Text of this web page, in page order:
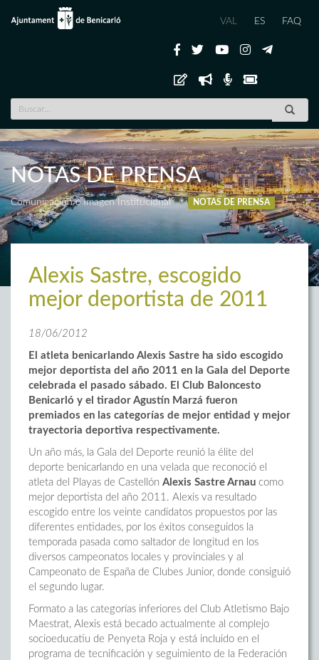
VAL ES FAQ
NOTAS DE PRENSA
Comunicación e Imagen Institucional NOTAS DE PRENSA
Alexis Sastre, escogido
mejor deportista de 2011
18/06/2012
El atleta benicarlando Alexis Sastre ha sido escogido
mejor deportista del año 2011 en la Gala del Deporte
celebrada el pasado sábado. El Club Baloncesto
Benicarló y el tirador Agustín Marzá fueron
premiados en las categorías de mejor entidad y mejor
trayectoria deportiva respectivamente.
Un año más, la Gala del Deporte reunió la élite del
deporte benicarlando en una velada que reconoció el
atleta del Playas de Castellón Alexis Sastre Arnau como
mejor deportista del año 2011. Alexis va resultado
escogido entre los veinte candidatos propuestos por las
diferentes entidades, por los éxitos conseguidos la
temporada pasada como saltador de longitud en los
diversos campeonatos locales y provinciales y al
Campeonato de España de Clubes Junior, donde consiguió
el segundo lugar.
Formato a las categorías inferiores del Club Atletismo Bajo
Maestrat, Alexis está becado actualmente al complejo
socioeducatiu de Penyeta Roja y está incluido en el
programa de tecnificación y seguimiento de la Federación